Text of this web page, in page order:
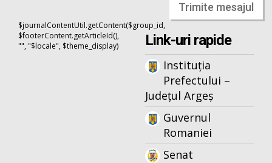
Trimite mesajul
$journalContentUtil.getContent($group_id,
$footerContent.getArticleId(),
"", "$locale", $theme_display)
Link-uri rapide
Instituția
Prefectului –
Județul Argeș
Guvernul
Romaniei
Senat